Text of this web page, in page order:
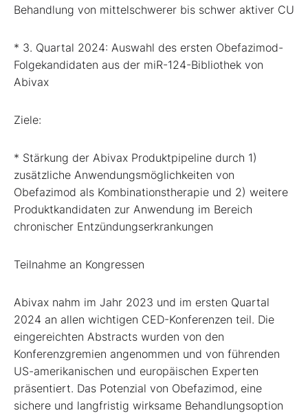
Behandlung von mittelschwerer bis schwer aktiver CU
* 3. Quartal 2024: Auswahl des ersten Obefazimod-
Folgekandidaten aus der miR-124-Bibliothek von
Abivax
Ziele:
* Stärkung der Abivax Produktpipeline durch 1)
zusätzliche Anwendungsmöglichkeiten von
Obefazimod als Kombinationstherapie und 2) weitere
Produktkandidaten zur Anwendung im Bereich
chronischer Entzündungserkrankungen
Teilnahme an Kongressen
Abivax nahm im Jahr 2023 und im ersten Quartal
2024 an allen wichtigen CED-Konferenzen teil. Die
eingereichten Abstracts wurden von den
Konferenzgremien angenommen und von führenden
US-amerikanischen und europäischen Experten
präsentiert. Das Potenzial von Obefazimod, eine
sichere und langfristig wirksame Behandlungsoption